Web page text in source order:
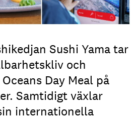
Sushi Yama tar
och
Day Meal på
Samtidigt växlar
internationella